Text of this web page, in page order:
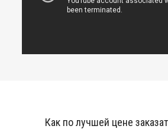
Как по лучшей цене